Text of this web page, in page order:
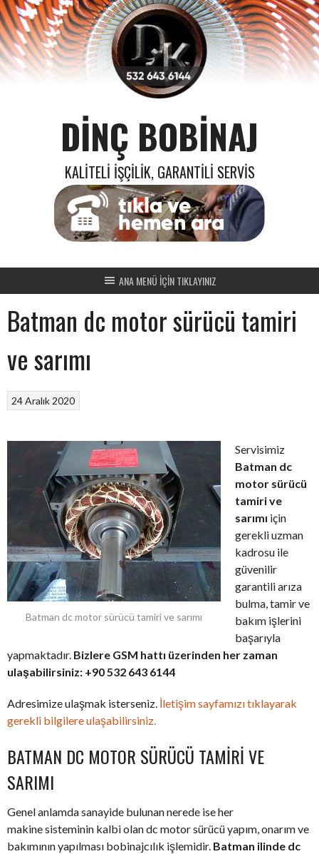
Skip
to
content
DINÇ BOBINAJ
KALITELI İŞÇILIK, GARANTILI SERVIS
ANA MENÜ İÇİN TIKLAYINIZ
Batman dc motor sürücü tamiri
ve sarımı
24 Aralık 2020
Batman dc motor sürücü tamiri ve sarımı
Servisimiz
Batman dc
motor sürücü
tamiri ve
sarımı için
gerekli uzman
kadrosu ile
güvenilir
garantili arıza
bulma, tamir ve
bakım işlerini
başarıyla
yapmaktadır. Bizlere GSM hattı üzerinden her zaman
ulaşabilirsiniz: +90 532 643 6144
Adresimize ulaşmak isterseniz. İletişim sayfamızı tıklayarak
gerekli bilgilere ulaşabilirsiniz.
BATMAN DC MOTOR SÜRÜCÜ TAMIRI VE
SARIMI
Genel anlamda sanayide bulunan nerede ise her
makine sisteminin kalbi olan dc motor sürücü yapım, onarım ve
bakımının yapılması bobinajcılık işlemidir. Batman ilinde dc